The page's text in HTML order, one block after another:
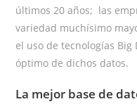
últimos 20 años; las
variedad muchísimo
el uso de tecnologías
óptimo de dichos datos.
La mejor base de